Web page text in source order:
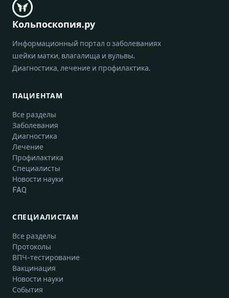
Кольпоскопия.ру
Информационный портал о заболеваниях
шейки матки, влагалища и вульвы.
Диагностика, лечение и профилактика.
ПАЦИЕНТАМ
Все разделы
Заболевания
Диагностика
Лечение
Профилактика
Специалисты
Новости науки
FAQ
СПЕЦИАЛИСТАМ
Все разделы
Протоколы
ВПЧ-тестирование
Вакцинация
Новости науки
События